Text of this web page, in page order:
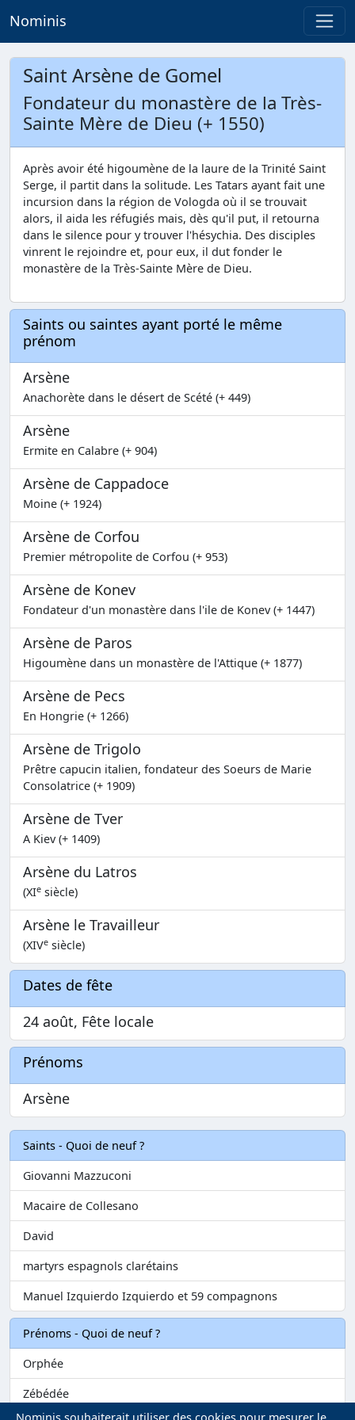
Nominis
Saint Arsène de Gomel
Fondateur du monastère de la Très-
Sainte Mère de Dieu (+ 1550)
Après avoir été higoumène de la laure de la Trinité Saint
Serge, il partit dans la solitude. Les Tatars ayant fait une
incursion dans la région de Vologda où il se trouvait
alors, il aida les réfugiés mais, dès qu'il put, il retourna
dans le silence pour y trouver l'hésychia. Des disciples
vinrent le rejoindre et, pour eux, il dut fonder le
monastère de la Très-Sainte Mère de Dieu.
Saints ou saintes ayant porté le même
prénom
Arsène
Anachorète dans le désert de Scété (+ 449)
Arsène
Ermite en Calabre (+ 904)
Arsène de Cappadoce
Moine (+ 1924)
Arsène de Corfou
Premier métropolite de Corfou (+ 953)
Arsène de Konev
Fondateur d'un monastère dans l'ile de Konev (+ 1447)
Arsène de Paros
Higoumène dans un monastère de l'Attique (+ 1877)
Arsène de Pecs
En Hongrie (+ 1266)
Arsène de Trigolo
Prêtre capucin italien, fondateur des Soeurs de Marie
Consolatrice (+ 1909)
Arsène de Tver
A Kiev (+ 1409)
Arsène du Latros
(XIe siècle)
Arsène le Travailleur
(XIVe siècle)
Dates de fête
24 août, Fête locale
Prénoms
Arsène
Saints - Quoi de neuf ?
Giovanni Mazzuconi
Macaire de Collesano
David
martyrs espagnols clarétains
Manuel Izquierdo Izquierdo et 59 compagnons
Prénoms - Quoi de neuf ?
Orphée
Zébédée